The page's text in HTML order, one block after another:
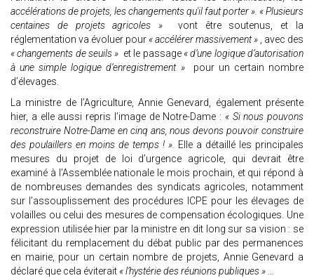
accélérations de projets, les changements qu'il faut porter ». « Plusieurs
centaines de projets agricoles »
vont être soutenus, et la
réglementation va évoluer pour « accélérer massivement » , avec des
« changements de seuils » et le passage« d’une logique d’autorisation
à une simple logique d’enregistrement » pour un certain nombre
d’élevages.
La ministre de l’Agriculture, Annie Genevard, également présente
hier, a elle aussi repris l’image de Notre-Dame : « Si nous pouvons
reconstruire Notre-Dame en cinq ans, nous devons pouvoir construire
des poulaillers en moins de temps ! ». Elle a détaillé les principales
mesures du projet de loi d’urgence agricole, qui devrait être
examiné à l’Assemblée nationale le mois prochain, et qui répond à
de nombreuses demandes des syndicats agricoles, notamment
sur l’assouplissement des procédures ICPE pour les élevages de
volailles ou celui des mesures de compensation écologiques. Une
expression utilisée hier par la ministre en dit long sur sa vision : se
félicitant du remplacement du débat public par des permanences
en mairie, pour un certain nombre de projets, Annie Genevard a
déclaré que cela éviterait « l’hystérie des réunions publiques » …